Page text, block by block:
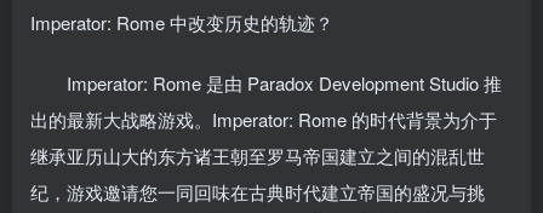
Imperator: Rome 中改变历史的轨迹？
Imperator: Rome 是由 Paradox Development Studio 推
出的最新大战略游戏。Imperator: Rome 的时代背景为介于
继承亚历山大的东方诸王朝至罗马帝国建立之间的混乱世
纪，游戏邀请您一同回味在古典时代建立帝国的盛况与挑